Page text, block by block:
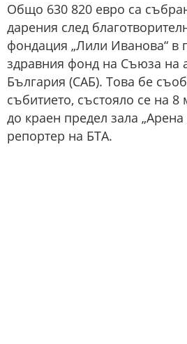
Общо 630 820 евро са
дарения след
фондация „Лили Иванова“ в
здравния фонд на Съюза на
България (САБ). Това бе
събитието, състояло се на
до краен предел зала
репортер на БТА.